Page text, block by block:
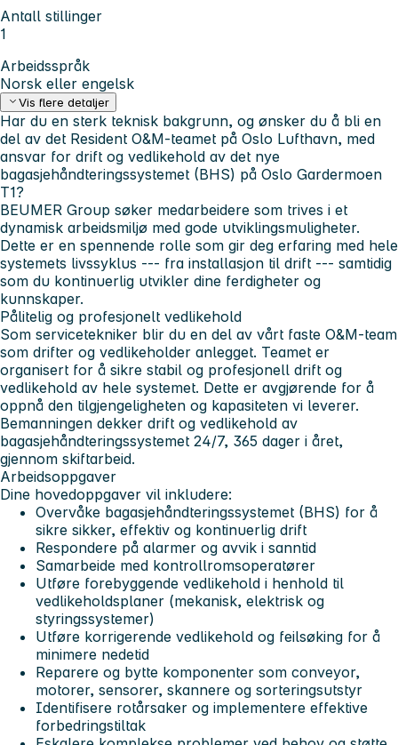
Antall stillinger
1
Arbeidsspråk
Norsk eller engelsk
Vis flere detaljer
Har du en sterk teknisk bakgrunn, og ønsker du å bli en
del av det Resident O&M-teamet på Oslo Lufthavn, med
ansvar for drift og vedlikehold av det nye
bagasjehåndteringssystemet (BHS) på Oslo Gardermoen
T1?
BEUMER Group søker medarbeidere som trives i et
dynamisk arbeidsmiljø med gode utviklingsmuligheter.
Dette er en spennende rolle som gir deg erfaring med hele
systemets livssyklus --- fra installasjon til drift --- samtidig
som du kontinuerlig utvikler dine ferdigheter og
kunnskaper.
Pålitelig og profesjonelt vedlikehold
Som servicetekniker blir du en del av vårt faste O&M-team
som drifter og vedlikeholder anlegget. Teamet er
organisert for å sikre stabil og profesjonell drift og
vedlikehold av hele systemet. Dette er avgjørende for å
oppnå den tilgjengeligheten og kapasiteten vi leverer.
Bemanningen dekker drift og vedlikehold av
bagasjehåndteringssystemet 24/7, 365 dager i året,
gjennom skiftarbeid.
Arbeidsoppgaver
Dine hovedoppgaver vil inkludere:
Overvåke bagasjehåndteringssystemet (BHS) for å
sikre sikker, effektiv og kontinuerlig drift
Respondere på alarmer og avvik i sanntid
Samarbeide med kontrollromsoperatører
Utføre forebyggende vedlikehold i henhold til
vedlikeholdsplaner (mekanisk, elektrisk og
styringssystemer)
Utføre korrigerende vedlikehold og feilsøking for å
minimere nedetid
Reparere og bytte komponenter som conveyor,
motorer, sensorer, skannere og sorteringsutstyr
Identifisere rotårsaker og implementere effektive
forbedringstiltak